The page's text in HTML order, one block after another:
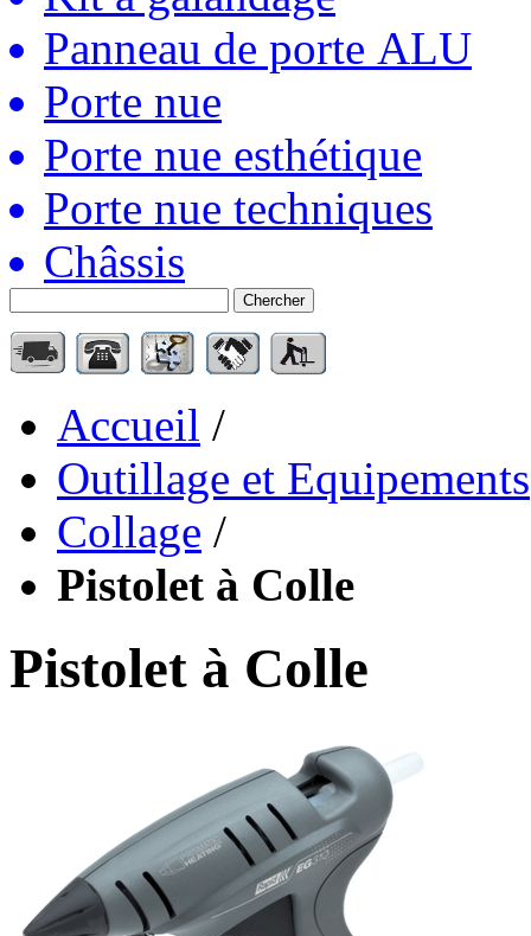
Panneau de porte ALU
Porte nue
Porte nue esthétique
Porte nue techniques
Châssis
Chercher
Accueil /
Outillage et Equipements
Collage /
Pistolet à Colle
Pistolet à Colle